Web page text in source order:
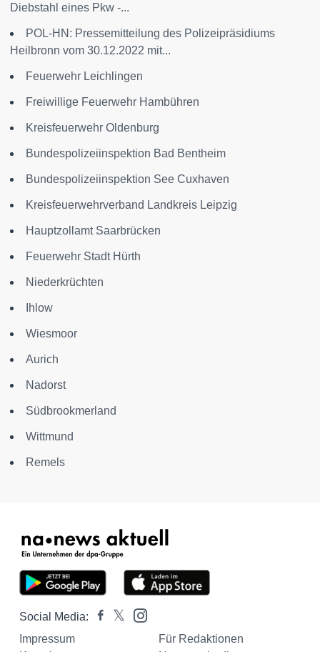
Diebstahl eines Pkw -...
POL-HN: Pressemitteilung des Polizeipräsidiums
Heilbronn vom 30.12.2022 mit...
Feuerwehr Leichlingen
Freiwillige Feuerwehr Hambühren
Kreisfeuerwehr Oldenburg
Bundespolizeiinspektion Bad Bentheim
Bundespolizeiinspektion See Cuxhaven
Kreisfeuerwehrverband Landkreis Leipzig
Hauptzollamt Saarbrücken
Feuerwehr Stadt Hürth
Niederkrüchten
Ihlow
Wiesmoor
Aurich
Nadorst
Südbrookmerland
Wittmund
Remels
Social Media:
Impressum
Für Redaktionen